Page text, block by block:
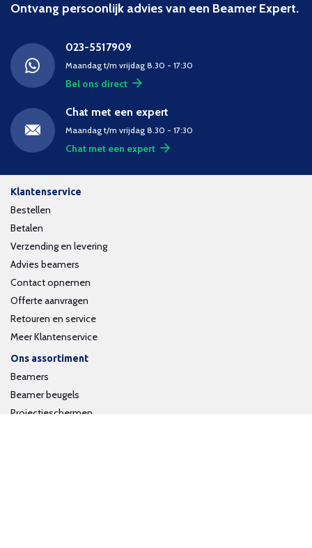
Ontvang persoonlijk advies van een Beamer Expert.
023-5517909
Maandag t/m vrijdag 8.30 - 17:30
Bel ons direct
Chat met een expert
Maandag t/m vrijdag 8.30 - 17:30
Chat met een expert
Klantenservice
Bestellen
Betalen
Verzending en levering
Advies beamers
Contact opnemen
Offerte aanvragen
Retouren en service
Meer Klantenservice
Ons assortiment
Beamers
Beamer beugels
Projectieschermen